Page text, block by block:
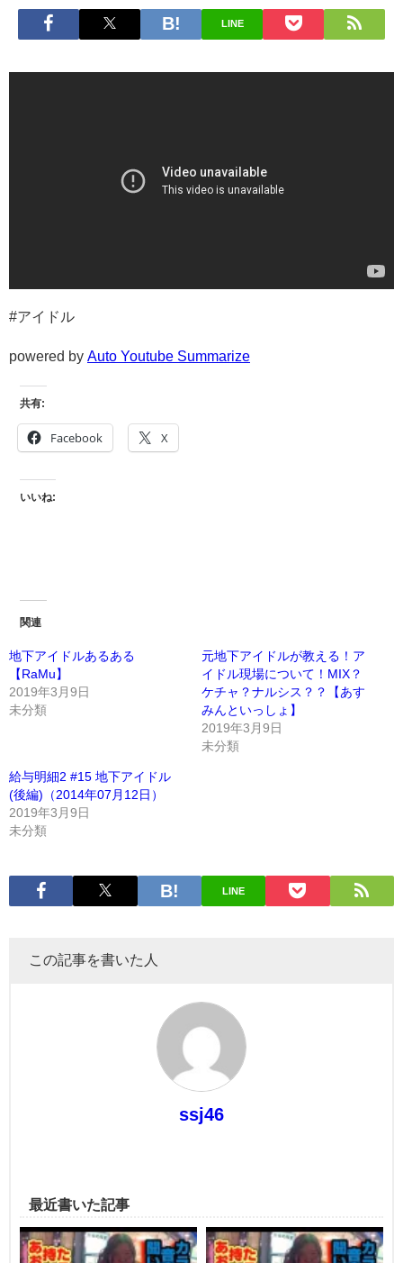
LINE
#アイドル
powered by Auto Youtube Summarize
共有:
Facebook X
いいね:
関連
地下アイドルあるある
【RaMu】
2019年3月9日
未分類
元地下アイドルが教える！ア
イドル現場について！MIX？
ケチャ？ナルシス？？【あす
みんといっしょ】
2019年3月9日
未分類
給与明細2 #15 地下アイドル
(後編)（2014年07月12日）
2019年3月9日
未分類
LINE
この記事を書いた人
ssj46
最近書いた記事